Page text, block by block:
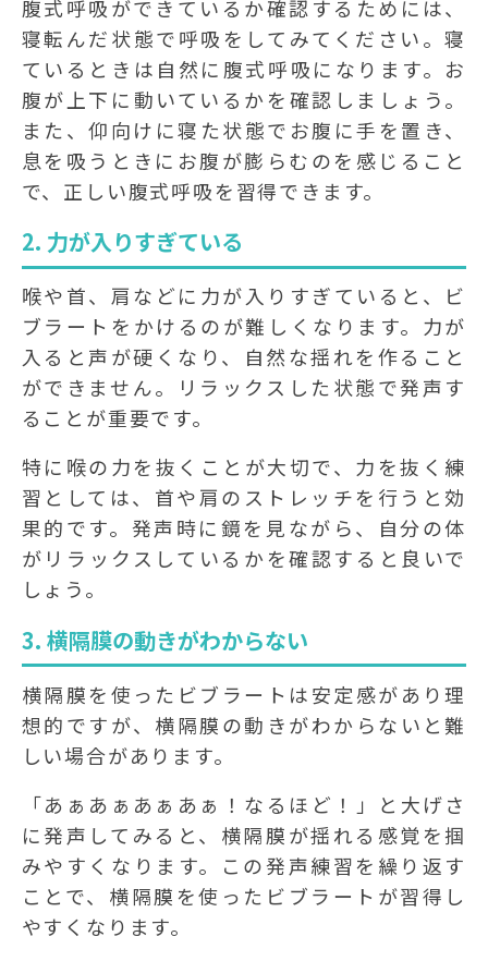
腹式呼吸ができているか確認するためには、
寝転んだ状態で呼吸をしてみてください。寝
ているときは自然に腹式呼吸になります。お
腹が上下に動いているかを確認しましょう。
また、仰向けに寝た状態でお腹に手を置き、
息を吸うときにお腹が膨らむのを感じること
で、正しい腹式呼吸を習得できます。
2. 力が入りすぎている
喉や首、肩などに力が入りすぎていると、ビ
ブラートをかけるのが難しくなります。力が
入ると声が硬くなり、自然な揺れを作ること
ができません。リラックスした状態で発声す
ることが重要です。
特に喉の力を抜くことが大切で、力を抜く練
習としては、首や肩のストレッチを行うと効
果的です。発声時に鏡を見ながら、自分の体
がリラックスしているかを確認すると良いで
しょう。
3. 横隔膜の動きがわからない
横隔膜を使ったビブラートは安定感があり理
想的ですが、横隔膜の動きがわからないと難
しい場合があります。
「あぁあぁあぁあぁ！なるほど！」と大げさ
に発声してみると、横隔膜が揺れる感覚を掴
みやすくなります。この発声練習を繰り返す
ことで、横隔膜を使ったビブラートが習得し
やすくなります。